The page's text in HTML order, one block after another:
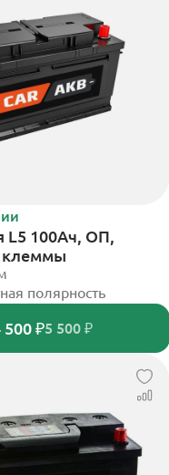
L5 100Ач, ОП,
клеммы
полярность
500 ₽5 500 ₽